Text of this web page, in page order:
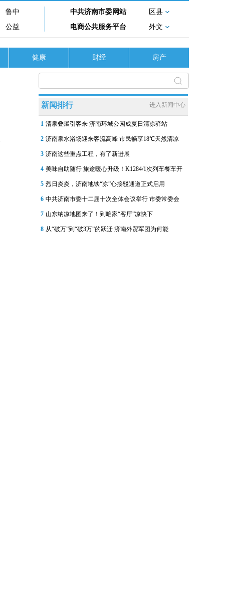
鲁中
公益
中共济南市委网站
区县
电商公共服务平台
外文
健康 财经 房产
新闻排行 进入新闻中心
1 清泉叠瀑引客来 济南环城公园成夏日清凉驿站
2 济南泉水浴场迎来客流高峰 市民畅享18℃天然清凉
3 济南这些重点工程，有了新进展
4 美味自助随行 旅途暖心升级！K1284/1次列车餐车开
5 烈日炎炎，济南地铁“凉”心接驳通道正式启用
6 中共济南市委十二届十次全体会议举行 市委常委会
7 山东纳凉地图来了！到咱家“客厅”凉快下
8 从“破万”到“破3万”的跃迁 济南外贸军团为何能